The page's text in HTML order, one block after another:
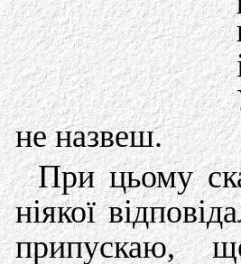
не назвеш.
При цьому
ніякої
припускаю,